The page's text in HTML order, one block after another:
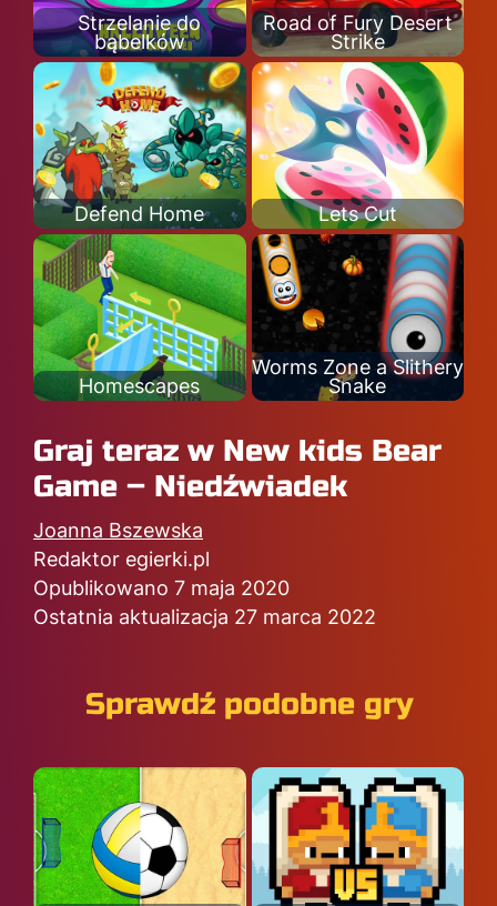
Strzelanie do
bąbelków
Road of Fury Desert
Strike
Defend Home Lets Cut
Homescapes
Worms Zone a Slithery
Snake
Graj teraz w New kids Bear
Game – Niedźwiadek
Joanna Bszewska
Redaktor egierki.pl
Opublikowano 7 maja 2020
Ostatnia aktualizacja 27 marca 2022
Sprawdź podobne gry